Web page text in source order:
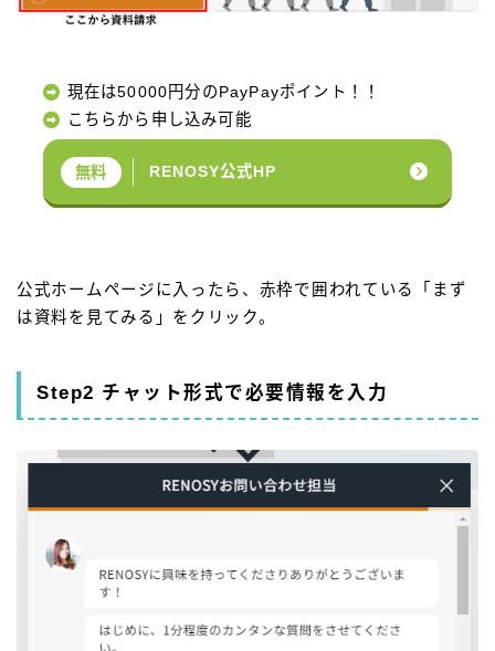
現在は50000円分のPayPayポイント！！
こちらから申し込み可能
無料 RENOSY公式HP
公式ホームページに入ったら、赤枠で囲われている「まず
は資料を見てみる」をクリック。
Step2 チャット形式で必要情報を入力